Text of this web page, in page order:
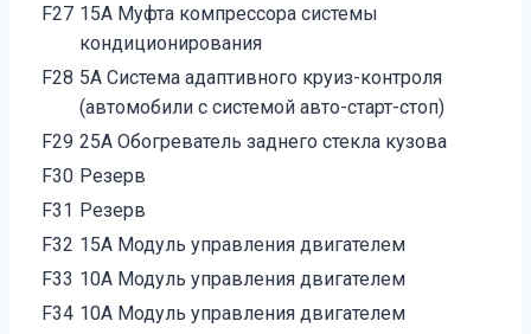
F27 15А Муфта компрессора системы
кондиционирования
F28 5А Система адаптивного круиз-контроля
(автомобили с системой авто-старт-стоп)
F29 25А Обогреватель заднего стекла кузова
F30 Резерв
F31 Резерв
F32 15А Модуль управления двигателем
F33 10А Модуль управления двигателем
F34 10А Модуль управления двигателем